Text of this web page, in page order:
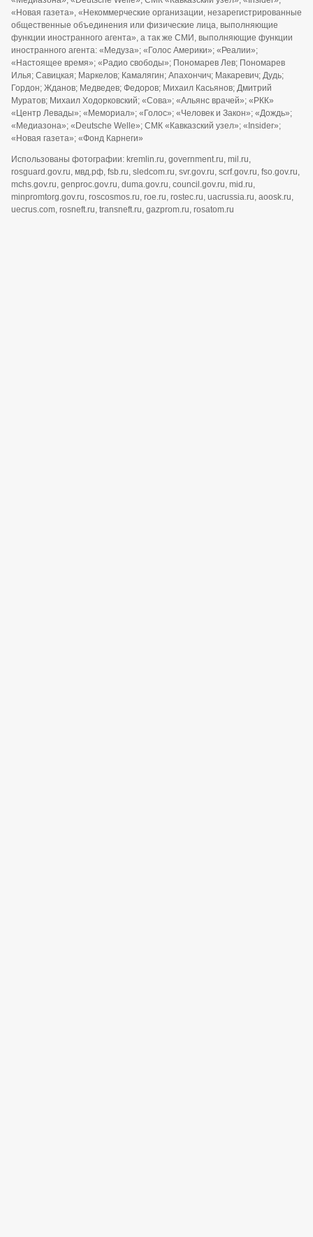
«Новая газета», «Некоммерческие организации, незарегистрированные
общественные объединения или физические лица, выполняющие
функции иностранного агента», а так же СМИ, выполняющие функции
иностранного агента: «Медуза»; «Голос Америки»; «Реалии»;
«Настоящее время»; «Радио свободы»; Пономарев Лев; Пономарев
Илья; Савицкая; Маркелов; Камалягин; Апахончич; Макаревич; Дудь;
Гордон; Жданов; Медведев; Федоров; Михаил Касьянов; Дмитрий
Муратов; Михаил Ходорковский; «Сова»; «Альянс врачей»; «РКК»
«Центр Левады»; «Мемориал»; «Голос»; «Человек и Закон»; «Дождь»;
«Медиазона»; «Deutsche Welle»; СМК «Кавказский узел»; «Insider»;
«Новая газета»; «Фонд Карнеги»
Использованы фотографии: kremlin.ru, government.ru, mil.ru,
rosguard.gov.ru, мвд.рф, fsb.ru, sledcom.ru, svr.gov.ru, scrf.gov.ru, fso.gov.ru,
mchs.gov.ru, genproc.gov.ru, duma.gov.ru, council.gov.ru, mid.ru,
minpromtorg.gov.ru, roscosmos.ru, roe.ru, rostec.ru, uacrussia.ru, aoosk.ru,
uecrus.com, rosneft.ru, transneft.ru, gazprom.ru, rosatom.ru